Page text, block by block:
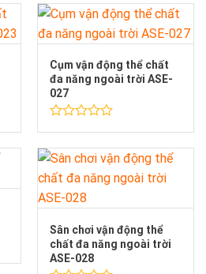
hạng
0
5
sao
Cụm vận động thể chất
đa năng ngoài trời ASE-
027
hạng
0
5
sao
Sân chơi vận động thể
chất đa năng ngoài trời
ASE-028